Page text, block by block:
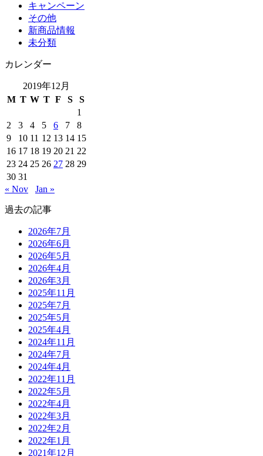
キャンペーン
その他
新商品情報
未分類
カレンダー
2019年12月
M T W T F S
S
1
2
3 4 5 6 7
8
9
10 11 12 13 14 15
16 17 18 19 20 21 22
23 24 25 26 27 28 29
30 31
« Nov
Jan »
過去の記事
2026年7月
2026年6月
2026年5月
2026年4月
2026年3月
2025年11月
2025年7月
2025年5月
2025年4月
2024年11月
2024年7月
2024年4月
2022年11月
2022年5月
2022年4月
2022年3月
2022年2月
2022年1月
2021年12月